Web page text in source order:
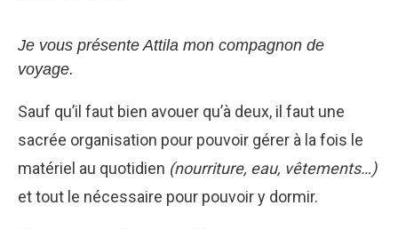
Je vous présente Attila mon compagnon de
voyage.
Sauf qu’il faut bien avouer qu’à deux, il faut une
sacrée organisation pour pouvoir gérer à la fois le
matériel au quotidien (nourriture, eau, vêtements…)
et tout le nécessaire pour pouvoir y dormir.